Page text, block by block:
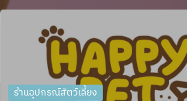
ร้านอุปกรณ์สัตว์เลี้ยง